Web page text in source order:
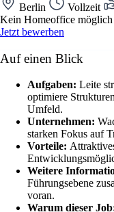
Berlin Vollzeit
Kein Homeoffice möglich
Jetzt bewerben
Auf einen Blick
Aufgaben: Leite
optimiere
Umfeld.
Unternehmen:
starken Fokus auf
Vorteile:
Weitere
Führungsebene
voran.
Warum dieser